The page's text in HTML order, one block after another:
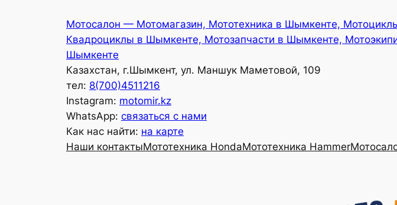
содержимому
Мотосалон — Мотомагазин, Мототехника в Шымкенте,
Квадроциклы в Шымкенте, Мотозапчасти в Шымкенте,
Шымкенте
Казахстан, г.Шымкент, ул. Маншук Маметовой, 109
тел: 8(700)4511216
Instagram: motomir.kz
WhatsApp: связаться с нами
Как нас найти: на карте
Наши контактыМототехника HondaМототехника Hammer